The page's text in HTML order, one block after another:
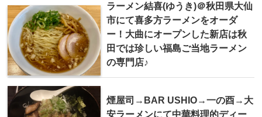
ラーメン結喜(ゆうき)＠秋田県大仙
市にて喜多方ラーメンをオーダ
ー！大曲にオープンした新店は秋
田では珍しい福島ご当地ラーメン
の専門店♪
煙屋司→BAR USHIO→一の酉→大
安ラーメンにて中華料理的ディー